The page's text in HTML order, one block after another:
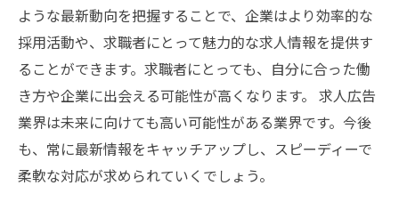
ような最新動向を把握することで、企業はより効率的な
採用活動や、求職者にとって魅力的な求人情報を提供す
ることができます。求職者にとっても、自分に合った働
き方や企業に出会える可能性が高くなります。 求人広告
業界は未来に向けても高い可能性がある業界です。今後
も、常に最新情報をキャッチアップし、スピーディーで
柔軟な対応が求められていくでしょう。